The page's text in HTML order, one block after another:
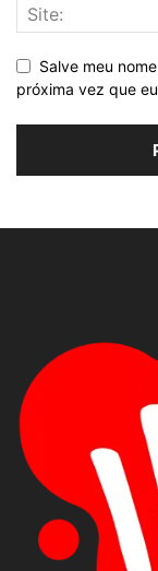
Salve meu
próxima vez que